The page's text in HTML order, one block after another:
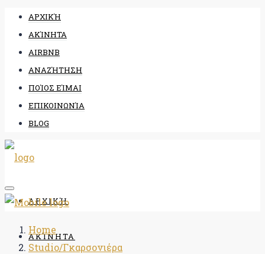
ΑΡΧΙΚΉ
ΑΚΊΝΗΤΑ
AIRBNB
ΑΝΑΖΉΤΗΣΗ
ΠΟΊΟΣ ΕΊΜΑΙ
ΕΠΙΚΟΙΝΩΝΊΑ
BLOG
ΑΡΧΙΚΉ
ΑΚΊΝΗΤΑ
Home
Studio/Γκαρσονιέρα